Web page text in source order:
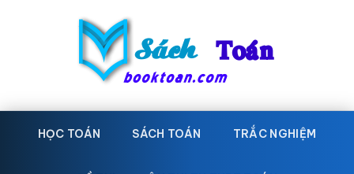
Sách
Toán
Học
toán,HỌC TOÁN SÁCH TOÁN TRẮC NGHIỆM